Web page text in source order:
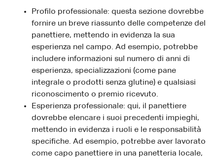
Profilo professionale: questa sezione dovrebbe
fornire un breve riassunto delle competenze del
panettiere, mettendo in evidenza la sua
esperienza nel campo. Ad esempio, potrebbe
includere informazioni sul numero di anni di
esperienza, specializzazioni (come pane
integrale o prodotti senza glutine) e qualsiasi
riconoscimento o premio ricevuto.
Esperienza professionale: qui, il panettiere
dovrebbe elencare i suoi precedenti impieghi,
mettendo in evidenza i ruoli e le responsabilità
specifiche. Ad esempio, potrebbe aver lavorato
come capo panettiere in una panetteria locale,